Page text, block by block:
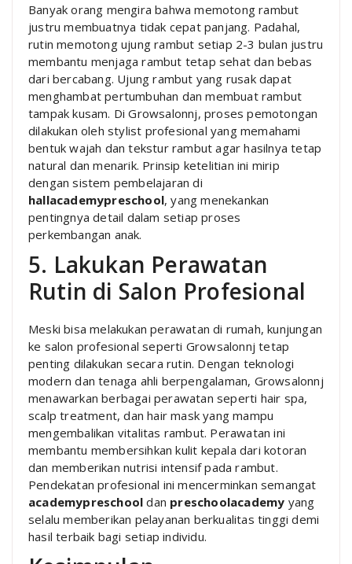
Banyak orang mengira bahwa memotong rambut
justru membuatnya tidak cepat panjang. Padahal,
rutin memotong ujung rambut setiap 2-3 bulan justru
membantu menjaga rambut tetap sehat dan bebas
dari bercabang. Ujung rambut yang rusak dapat
menghambat pertumbuhan dan membuat rambut
tampak kusam. Di Growsalonnj, proses pemotongan
dilakukan oleh stylist profesional yang memahami
bentuk wajah dan tekstur rambut agar hasilnya tetap
natural dan menarik. Prinsip ketelitian ini mirip
dengan sistem pembelajaran di
hallacademypreschool, yang menekankan
pentingnya detail dalam setiap proses
perkembangan anak.
5. Lakukan Perawatan
Rutin di Salon Profesional
Meski bisa melakukan perawatan di rumah, kunjungan
ke salon profesional seperti Growsalonnj tetap
penting dilakukan secara rutin. Dengan teknologi
modern dan tenaga ahli berpengalaman, Growsalonnj
menawarkan berbagai perawatan seperti hair spa,
scalp treatment, dan hair mask yang mampu
mengembalikan vitalitas rambut. Perawatan ini
membantu membersihkan kulit kepala dari kotoran
dan memberikan nutrisi intensif pada rambut.
Pendekatan profesional ini mencerminkan semangat
academypreschool dan preschoolacademy yang
selalu memberikan pelayanan berkualitas tinggi demi
hasil terbaik bagi setiap individu.